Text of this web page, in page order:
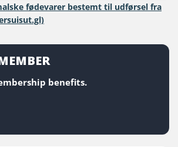
fødevarer bestemt til udførsel fra
benefits.